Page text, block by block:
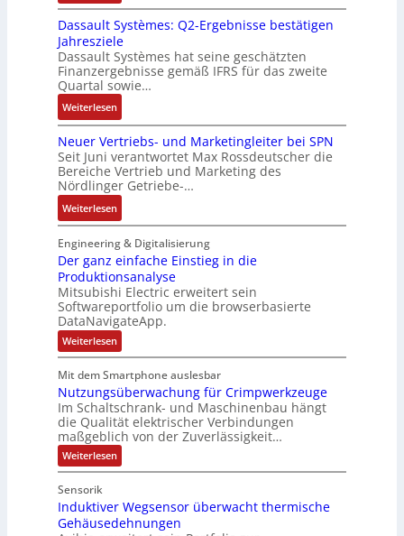
A
n
l
a
g
e
n
b
a
u
:
P
o
s
i
t
i
v
e
M
o
m
e
n
t
a
f
n
a
-
K
i
t
E
n
c
d
e
r
r
t
r
i
a
n
g
a
t
o
c
k
g
r
a
t
d
e
r
F
a
b
r
k
R
o
s
e
S
y
s
t
e
m
t
e
c
h
n
i
k
-
G
e
s
h
ä
f
t
f
h
r
Dassault Systèmes: Q2-Ergebnisse bestätigen
Jahresziele
Dassault Systèmes hat seine geschätzten
Finanzergebnisse gemäß IFRS für das zweite
Quartal sowie…
Weiterlesen:
D
a
s
s
a
u
l
t
S
y
s
t
è
m
s
:
Q
2
-
E
e
Neuer Vertriebs- und Marketingleiter bei SPN
Seit Juni verantwortet Max Rossdeutscher die
Bereiche Vertrieb und Marketing des
Nördlinger Getriebe-…
Weiterlesen:
N
e
u
e
r
V
e
r
t
r
i
e
b
s
-
d
M
Engineering & Digitalisierung
Der ganz einfache Einstieg in die
Produktionsanalyse
Mitsubishi Electric erweitert sein
Softwareportfolio um die browserbasierte
DataNavigateApp.
Weiterlesen:
D
r
g
a
n
z
e
i
n
c
h
e
Mit dem Smartphone auslesbar
Nutzungsüberwachung für Crimpwerkzeuge
Im Schaltschrank- und Maschinenbau hängt
die Qualität elektrischer Verbindungen
maßgeblich von der Zuverlässigkeit…
Weiterlesen:
N
z
u
n
Sensorik
Induktiver Wegsensor überwacht thermische
Gehäusedehnungen